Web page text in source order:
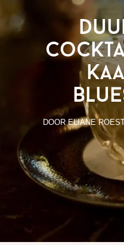
DOORELIANE